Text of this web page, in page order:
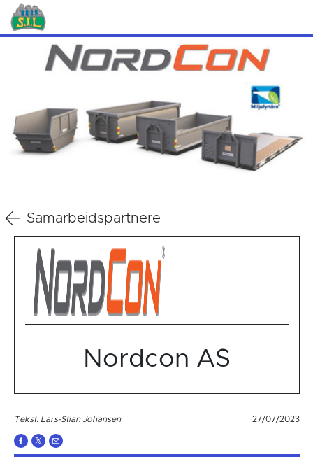
Samarbeidspartnere
Nordcon AS
Tekst: Lars-Stian Johansen 27/07/2023